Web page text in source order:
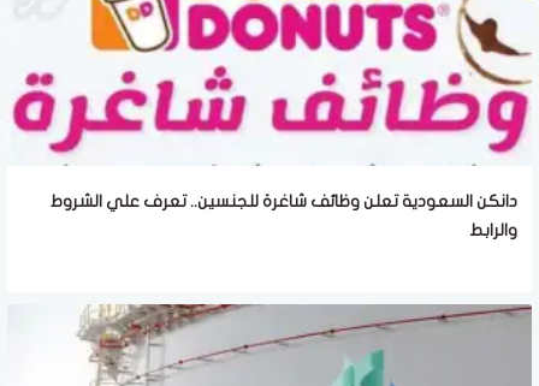
دانكن السعودية تعلن وظائف شاغرة للجنسين.. تعرف علي الشروط
والرابط